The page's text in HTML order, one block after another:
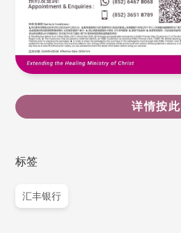
详情按此
标签
汇丰银行